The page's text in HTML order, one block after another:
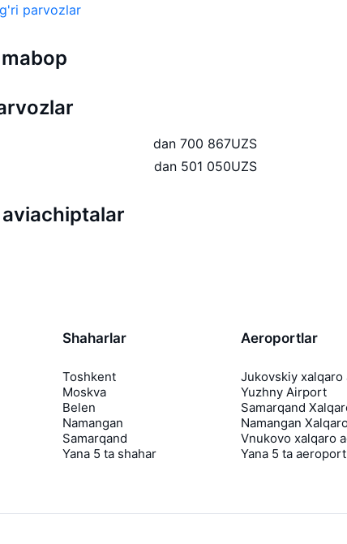
parvozlar
dan 700 867UZS
dan 501 050UZS
Shaharlar
Toshkent
Moskva
Belen
Namangan
Samarqand
Yana 5 ta shahar
Aeroportlar
Jukovskiy
Yuzhny Airport
Samarqand
Namangan
Vnukovo xalqaro
Yana 5 ta aeroport